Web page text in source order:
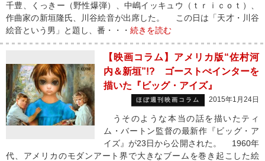
千豊、くっきー（野性爆弾）、中嶋イッキュウ（ｔｒｉｃｏｔ）、
作曲家の新垣隆氏、川谷絵音が出席した。 この日は「天才・川谷
絵音という男」と題し、番・・・ 続きを読む
【映画コラム】アメリカ版“佐村河
内＆新垣”!? ゴーストぺインターを
描いた『ビッグ・アイズ』
ほぼ週刊映画コラム 2015年1月24日
うそのような本当の話を描いたティ
ム・バートン監督の最新作『ビッグ・ア
イズ』が23日から公開された。 1960年
代、アメリカのモダンアート界で大きなブームを巻き起こした絵